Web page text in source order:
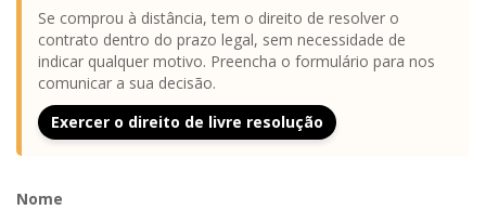
Se comprou à distância, tem o direito de resolver o
contrato dentro do prazo legal, sem necessidade de
indicar qualquer motivo. Preencha o formulário para nos
comunicar a sua decisão.
Exercer o direito de livre resolução
Nome